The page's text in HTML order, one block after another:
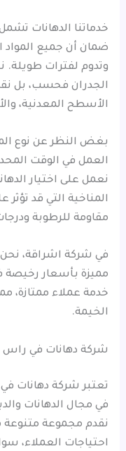
خدماتنا الدهانات
ضمان أن جميع المواد
وتدوم لفترات طويلة.
الجدران فحسب، بل
الأسطح المعدنية،
بغض النظر عن نوع
العمل في الوقت
نعمل على اختيار
المناخية التي قد
مقاومة للرطوبة
في شركة اشراقة،
مميزة بأسعار
خدمة عملاء ممتازة،
الخيمة.
شركة دهانات في راس
تعتبر شركة دهانات
في مجال الدهانات
نقدم مجموعة
احتياجات العملاء،